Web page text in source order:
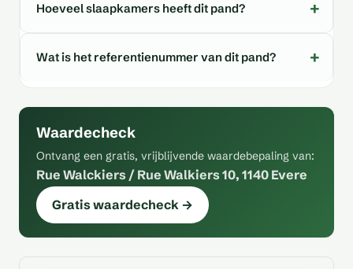
Hoeveel slaapkamers heeft dit pand?
Wat is het referentienummer van dit pand?
Waardecheck
Ontvang een gratis, vrijblijvende waardebepaling van:
Rue Walckiers / Rue Walkiers 10, 1140 Evere
Gratis waardecheck →